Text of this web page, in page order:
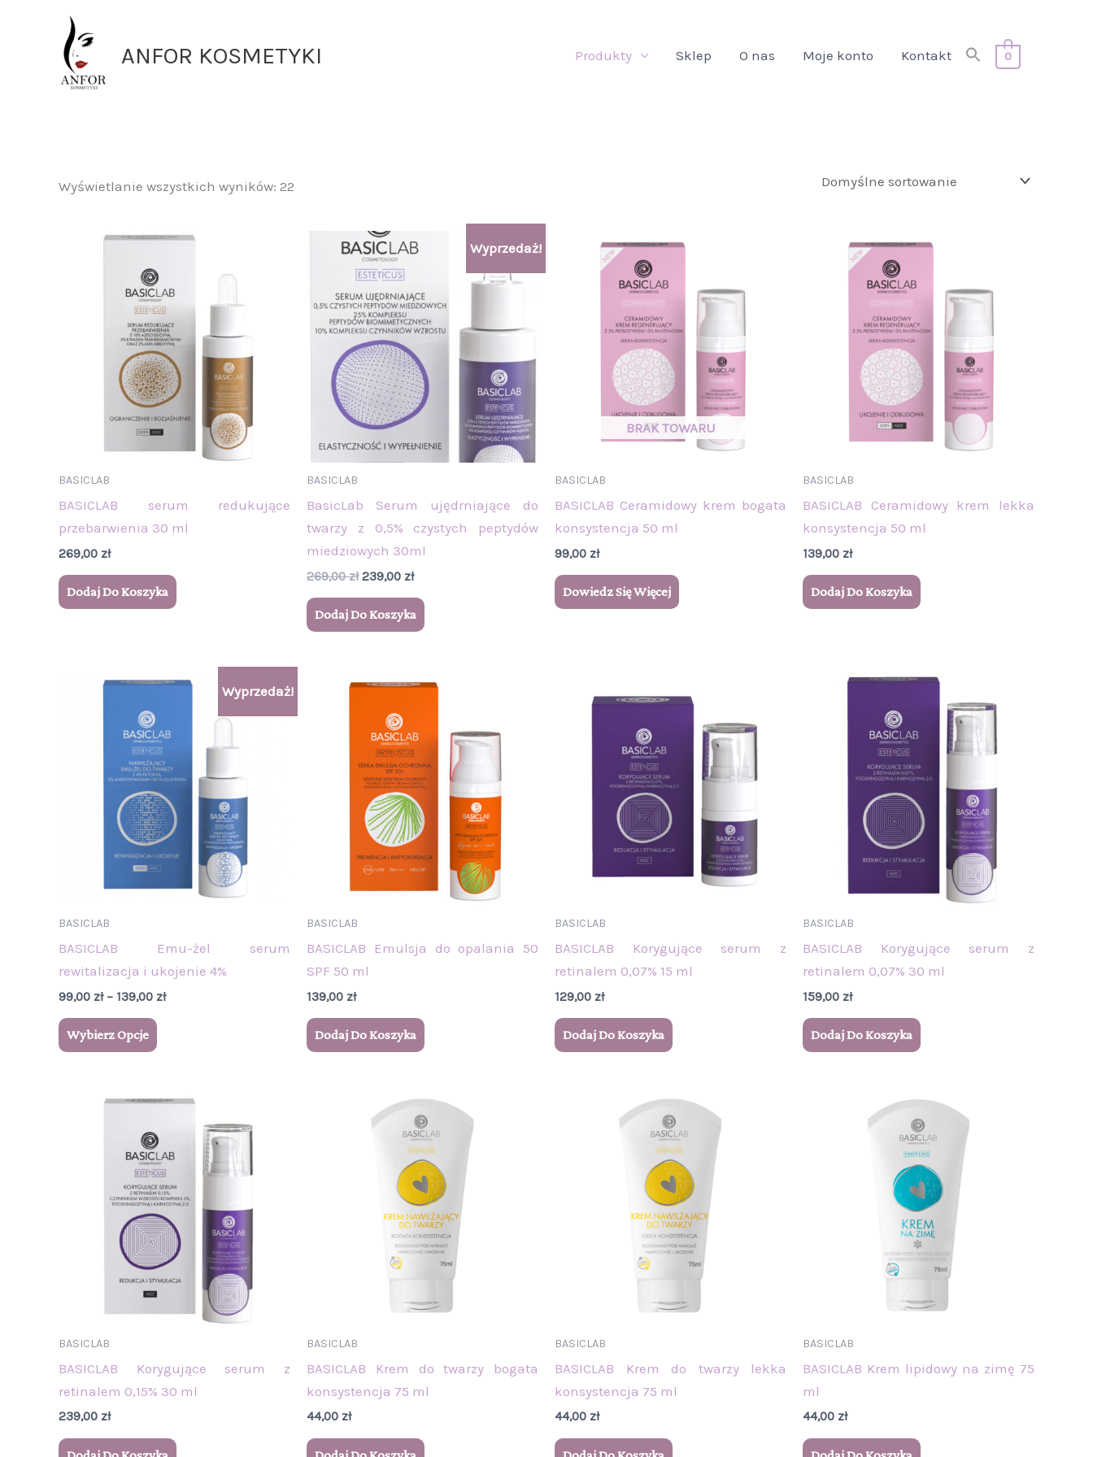
ANFOR KOSMETYKI Produkty Sklep O nas Moje konto Kontakt
Search
Search Button
0
Wyświetlanie wszystkich wyników: 22
BASICLAB
BASICLAB serum redukujące
przebarwienia 30 ml
269,00 zł
Dodaj Do Koszyka
Wyprzedaż!
BASICLAB
BasicLab Serum ujędrniające do
twarzy z 0,5% czystych peptydów
miedziowych 30ml
269,00zł
Pierwotna
cena
wynosiła:
269,00 zł.
239,00 zł
cena
Dodaj Do Koszyka
BASICLAB
BASICLAB Ceramidowy krem bogata
konsystencja 50 ml
99,00 zł
Dowiedz Się Więcej
BASICLAB
BASICLAB Ceramidowy krem lekka
konsystencja 50 ml
139,00 zł
Dodaj Do Koszyka
Wyprzedaż!
BASICLAB
BASICLAB Emu-żel serum
rewitalizacja i ukojenie 4%
99,00 zł – 139,00 zł
Zakres
do
Wybierz Opcje
Ten
ma
wiele
wariantów.
Opcje
można
wybrać
na
stronie
BASICLAB
BASICLAB Emulsja do opalania 50
SPF 50 ml
139,00 zł
Dodaj Do Koszyka
BASICLAB
BASICLAB Korygujące serum z
retinalem 0,07% 15 ml
129,00 zł
Dodaj Do Koszyka
BASICLAB
BASICLAB Korygujące serum z
retinalem 0,07% 30 ml
159,00 zł
Dodaj Do Koszyka
BASICLAB
BASICLAB Korygujące serum z
retinalem 0,15% 30 ml
239,00 zł
BASICLAB
BASICLAB Krem do twarzy bogata
konsystencja 75 ml
44,00 zł
BASICLAB
BASICLAB Krem do twarzy lekka
konsystencja 75 ml
44,00 zł
BASICLAB
BASICLAB Krem lipidowy na zimę 75
ml
44,00 zł